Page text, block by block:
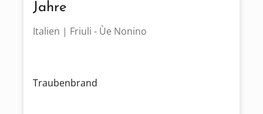
Jahre
Italien | Friuli - Ùe Nonino
Traubenbrand